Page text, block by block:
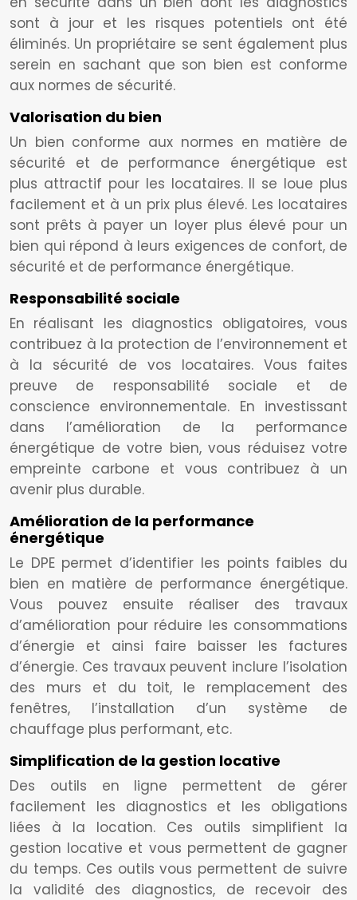
sont à jour et les risques potentiels ont été
éliminés. Un propriétaire se sent également plus
serein en sachant que son bien est conforme
aux normes de sécurité.
Valorisation du bien
Un bien conforme aux normes en matière de
sécurité et de performance énergétique est
plus attractif pour les locataires. Il se loue plus
facilement et à un prix plus élevé. Les locataires
sont prêts à payer un loyer plus élevé pour un
bien qui répond à leurs exigences de confort, de
sécurité et de performance énergétique.
Responsabilité sociale
En réalisant les diagnostics obligatoires, vous
contribuez à la protection de l’environnement et
à la sécurité de vos locataires. Vous faites
preuve de responsabilité sociale et de
conscience environnementale. En investissant
dans l’amélioration de la performance
énergétique de votre bien, vous réduisez votre
empreinte carbone et vous contribuez à un
avenir plus durable.
Amélioration de la performance
énergétique
Le DPE permet d’identifier les points faibles du
bien en matière de performance énergétique.
Vous pouvez ensuite réaliser des travaux
d’amélioration pour réduire les consommations
d’énergie et ainsi faire baisser les factures
d’énergie. Ces travaux peuvent inclure l’isolation
des murs et du toit, le remplacement des
fenêtres, l’installation d’un système de
chauffage plus performant, etc.
Simplification de la gestion locative
Des outils en ligne permettent de gérer
facilement les diagnostics et les obligations
liées à la location. Ces outils simplifient la
gestion locative et vous permettent de gagner
du temps. Ces outils vous permettent de suivre
la validité des diagnostics, de recevoir des